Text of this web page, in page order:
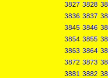
3827 3828
3836 3837
3845 3846
3854 3855
3863 3864
3872 3873
3881 3882